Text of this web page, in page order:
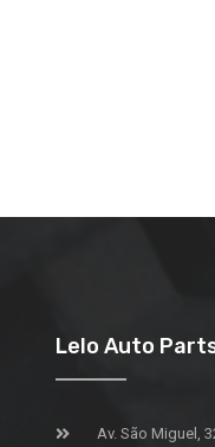
Lelo Auto
Av. São Miguel,